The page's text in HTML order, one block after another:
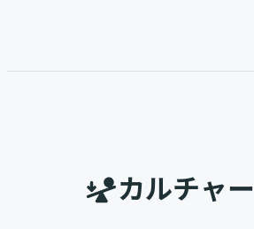
カルチャー